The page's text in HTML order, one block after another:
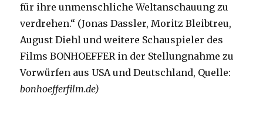
für ihre unmenschliche Weltanschauung zu
verdrehen.“ (Jonas Dassler, Moritz Bleibtreu,
August Diehl und weitere Schauspieler des
Films BONHOEFFER in der Stellungnahme zu
Vorwürfen aus USA und Deutschland, Quelle:
bonhoefferfilm.de)